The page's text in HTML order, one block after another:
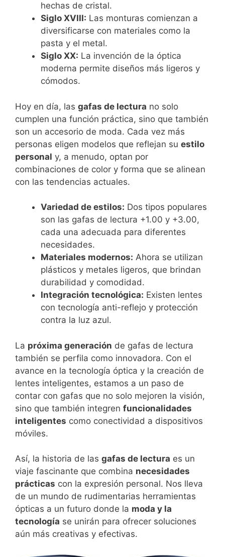
hechas de cristal.
Siglo XVIII: Las monturas comienzan a
diversificarse con materiales como la
pasta y el metal.
Siglo XX: La invención de la óptica
moderna permite diseños más ligeros y
cómodos.
Hoy en día, las gafas de lectura no solo
cumplen una función práctica, sino que también
son un accesorio de moda. Cada vez más
personas eligen modelos que reflejan su estilo
personal y, a menudo, optan por
combinaciones de color y forma que se alinean
con las tendencias actuales.
Variedad de estilos: Dos tipos populares
son las gafas de lectura +1.00 y +3.00,
cada una adecuada para diferentes
necesidades.
Materiales modernos: Ahora se utilizan
plásticos y metales ligeros, que brindan
durabilidad y comodidad.
Integración tecnológica: Existen lentes
con tecnología anti-reflejo y protección
contra la luz azul.
La próxima generación de gafas de lectura
también se perfila como innovadora. Con el
avance en la tecnología óptica y la creación de
lentes inteligentes, estamos a un paso de
contar con gafas que no solo mejoren la visión,
sino que también integren funcionalidades
inteligentes como conectividad a dispositivos
móviles.
Así, la historia de las gafas de lectura es un
viaje fascinante que combina necesidades
prácticas con la expresión personal. Nos lleva
de un mundo de rudimentarias herramientas
ópticas a un futuro donde la moda y la
tecnología se unirán para ofrecer soluciones
aún más creativas y efectivas.